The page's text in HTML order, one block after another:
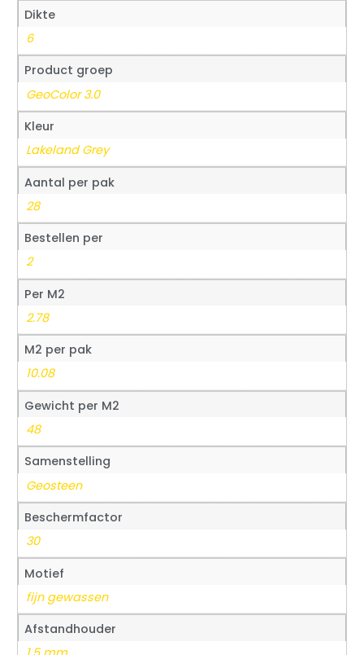
Dikte
6
Product groep
GeoColor 3.0
Kleur
Lakeland Grey
Aantal per pak
28
Bestellen per
2
Per M2
2.78
M2 per pak
10.08
Gewicht per M2
48
Samenstelling
Geosteen
Beschermfactor
30
Motief
fijn gewassen
Afstandhouder